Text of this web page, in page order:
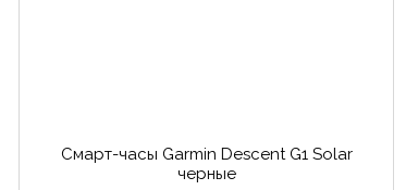
Смарт-часы Garmin Descent G1 Solar
черные